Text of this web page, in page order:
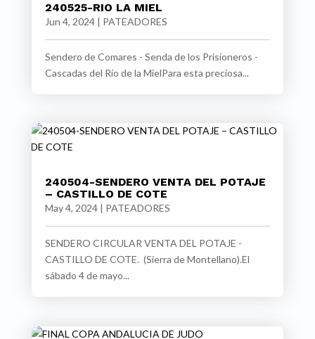
240525-RIO LA MIEL
Jun 4, 2024| PATEADORES
Sendero de Comares - Senda de los Prisioneros -
Cascadas del Río de la MielPara esta preciosa...
240504-SENDERO VENTA DEL POTAJE
– CASTILLO DE COTE
May 4, 2024| PATEADORES
SENDERO CIRCULAR VENTA DEL POTAJE -
CASTILLO DE COTE. (Sierra de Montellano).El
sábado 4 de mayo...